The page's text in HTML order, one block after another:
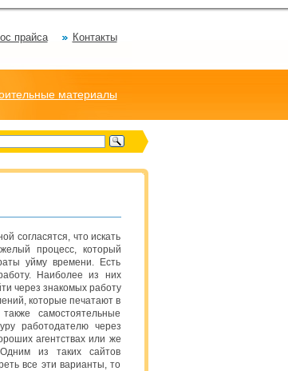
прайса Контакты
материалы
согласятся, что искать
процесс, который
уйму времени. Есть
Наиболее из них
через знакомых работу
которые печатают в
самостоятельные
работодателю через
агентствах или же
из таких сайтов
все эти варианты, то